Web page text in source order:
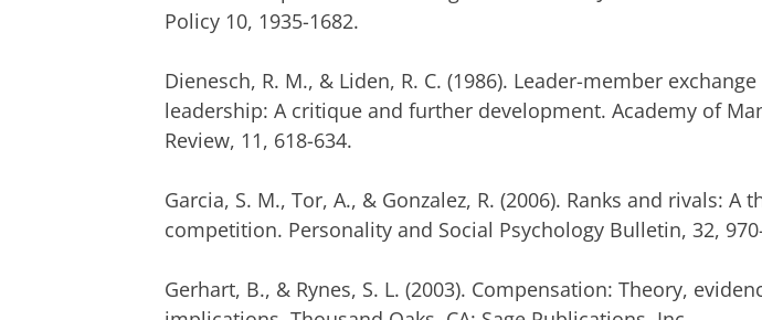
Policy 10, 1935-1682.
Dienesch, R. M., & Liden, R. C. (1986). Leader-member
leadership: A critique and further development. Academy of
Review, 11, 618-634.
Garcia, S. M., Tor, A., & Gonzalez, R. (2006). Ranks and rivals: A
competition. Personality and Social Psychology Bulletin, 32,
Gerhart, B., & Rynes, S. L. (2003). Compensation: Theory,